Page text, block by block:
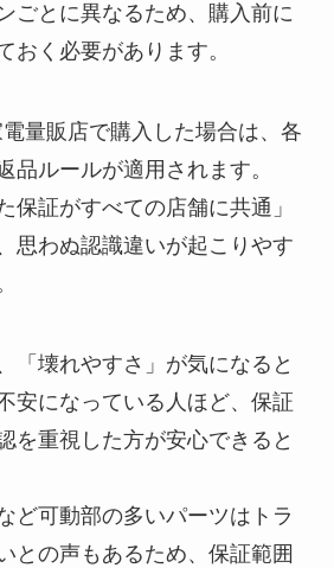
ごとに異なるため、購入前に
おく必要があります。
量販店で購入した場合は、各
品ルールが適用されます。
保証がすべての店舗に共通」
思わぬ認識違いが起こりやす
「壊れやすさ」が気になると
安になっている人ほど、保証
を重視した方が安心できると
ど可動部の多いパーツはトラ
との声もあるため、保証範囲